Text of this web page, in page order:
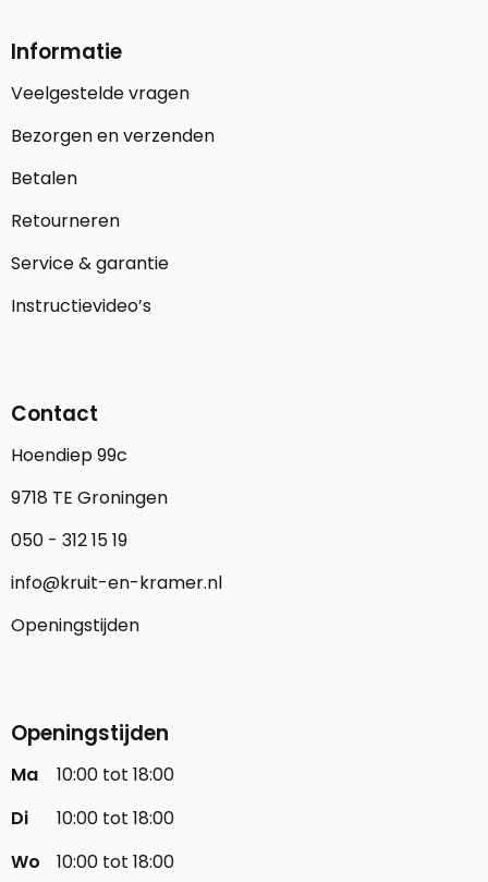
Informatie
Veelgestelde vragen
Bezorgen en verzenden
Betalen
Retourneren
Service & garantie
Instructievideo’s
Contact
Hoendiep 99c
9718 TE Groningen
050 - 312 15 19
info@kruit-en-kramer.nl
Openingstijden
Openingstijden
Ma
10:00 tot 18:00
Di
10:00 tot 18:00
Wo
10:00 tot 18:00